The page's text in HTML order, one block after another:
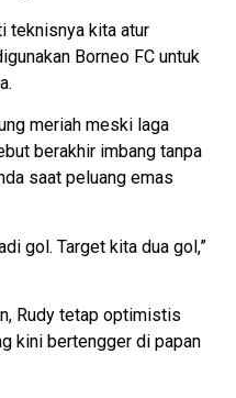
teknisnya kita atur
Borneo FC untuk
meriah meski laga
berakhir imbang tanpa
saat peluang emas
gol. Target kita dua gol,”
Rudy tetap optimistis
kini bertengger di papan